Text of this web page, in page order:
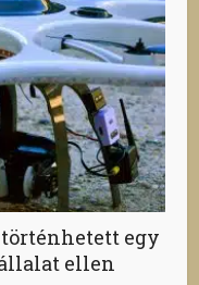
egy
ellen